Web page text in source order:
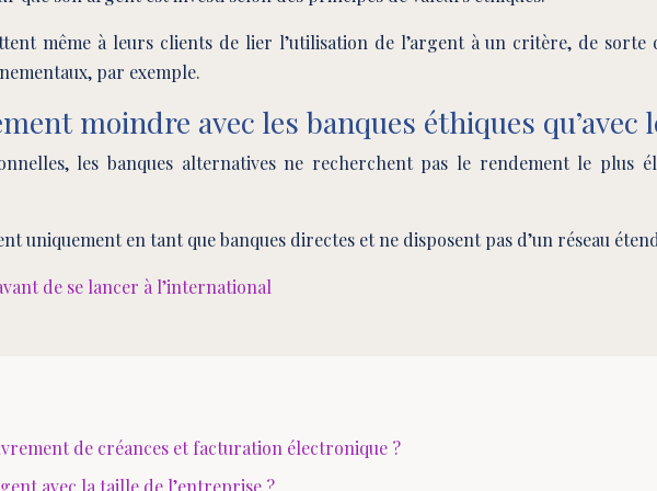
même à leurs clients de lier l’utilisation de l’argent à un critère, de
par exemple.
moindre avec les banques éthiques
les banques alternatives ne recherchent pas le rendement le plus
uniquement en tant que banques directes et ne disposent pas d’un réseau
de se lancer à l’international
de créances et facturation électronique ?
avec la taille de l’entreprise ?